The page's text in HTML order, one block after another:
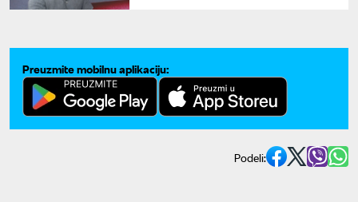
Preuzmite mobilnu aplikaciju:
Podeli: